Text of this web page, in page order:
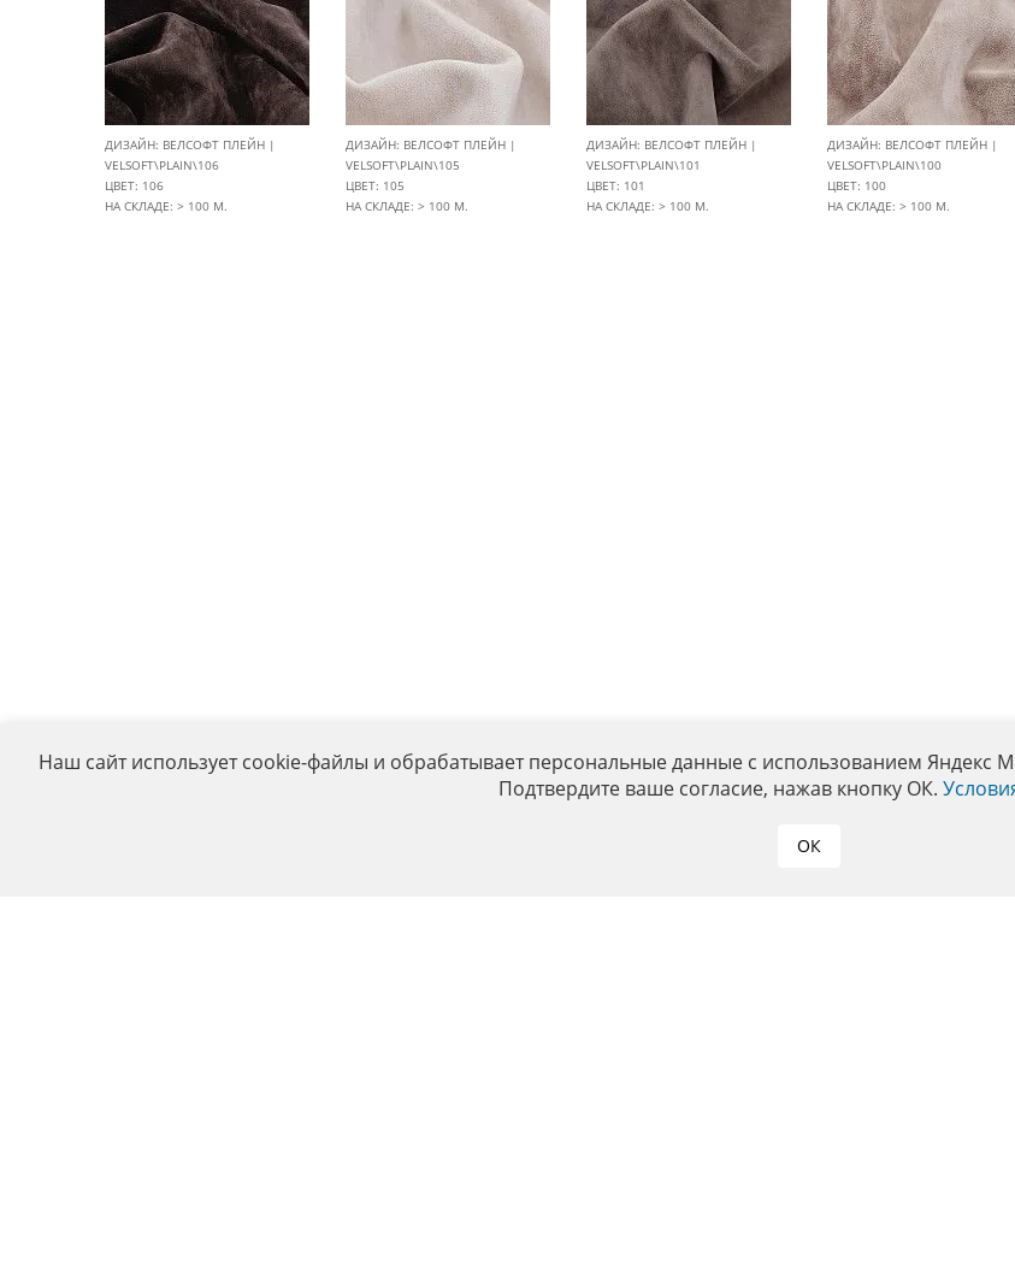
ДИЗАЙН: ВЕЛСОФТ ПЛЕЙН |
VELSOFT\PLAIN\106
ЦВЕТ: 106
НА СКЛАДЕ: > 100 М.
ДИЗАЙН: ВЕЛСОФТ ПЛЕЙН |
VELSOFT\PLAIN\105
ЦВЕТ: 105
НА СКЛАДЕ: > 100 М.
ДИЗАЙН: ВЕЛСОФТ ПЛЕЙН |
VELSOFT\PLAIN\101
ЦВЕТ: 101
НА СКЛАДЕ: > 100 М.
ДИЗАЙН: ВЕЛСОФТ ПЛЕЙН |
VELSOFT\PLAIN\100
ЦВЕТ: 100
НА СКЛАДЕ: > 100 М.
Наш сайт использует cookie-файлы и обрабатывает персональные данные с использованием Яндекс
Подтвердите ваше согласие, нажав кнопку ОК.
ОК